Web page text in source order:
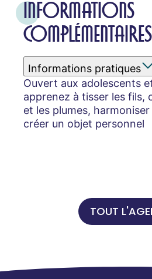
INFORMATIONS
COMPLÉMENTAIRES
Informations pratiques
Ouvert aux adolescents
apprenez à tisser les fils,
et les plumes,
créer un objet personnel
TOUT